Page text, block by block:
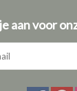
ipv een
aan voor